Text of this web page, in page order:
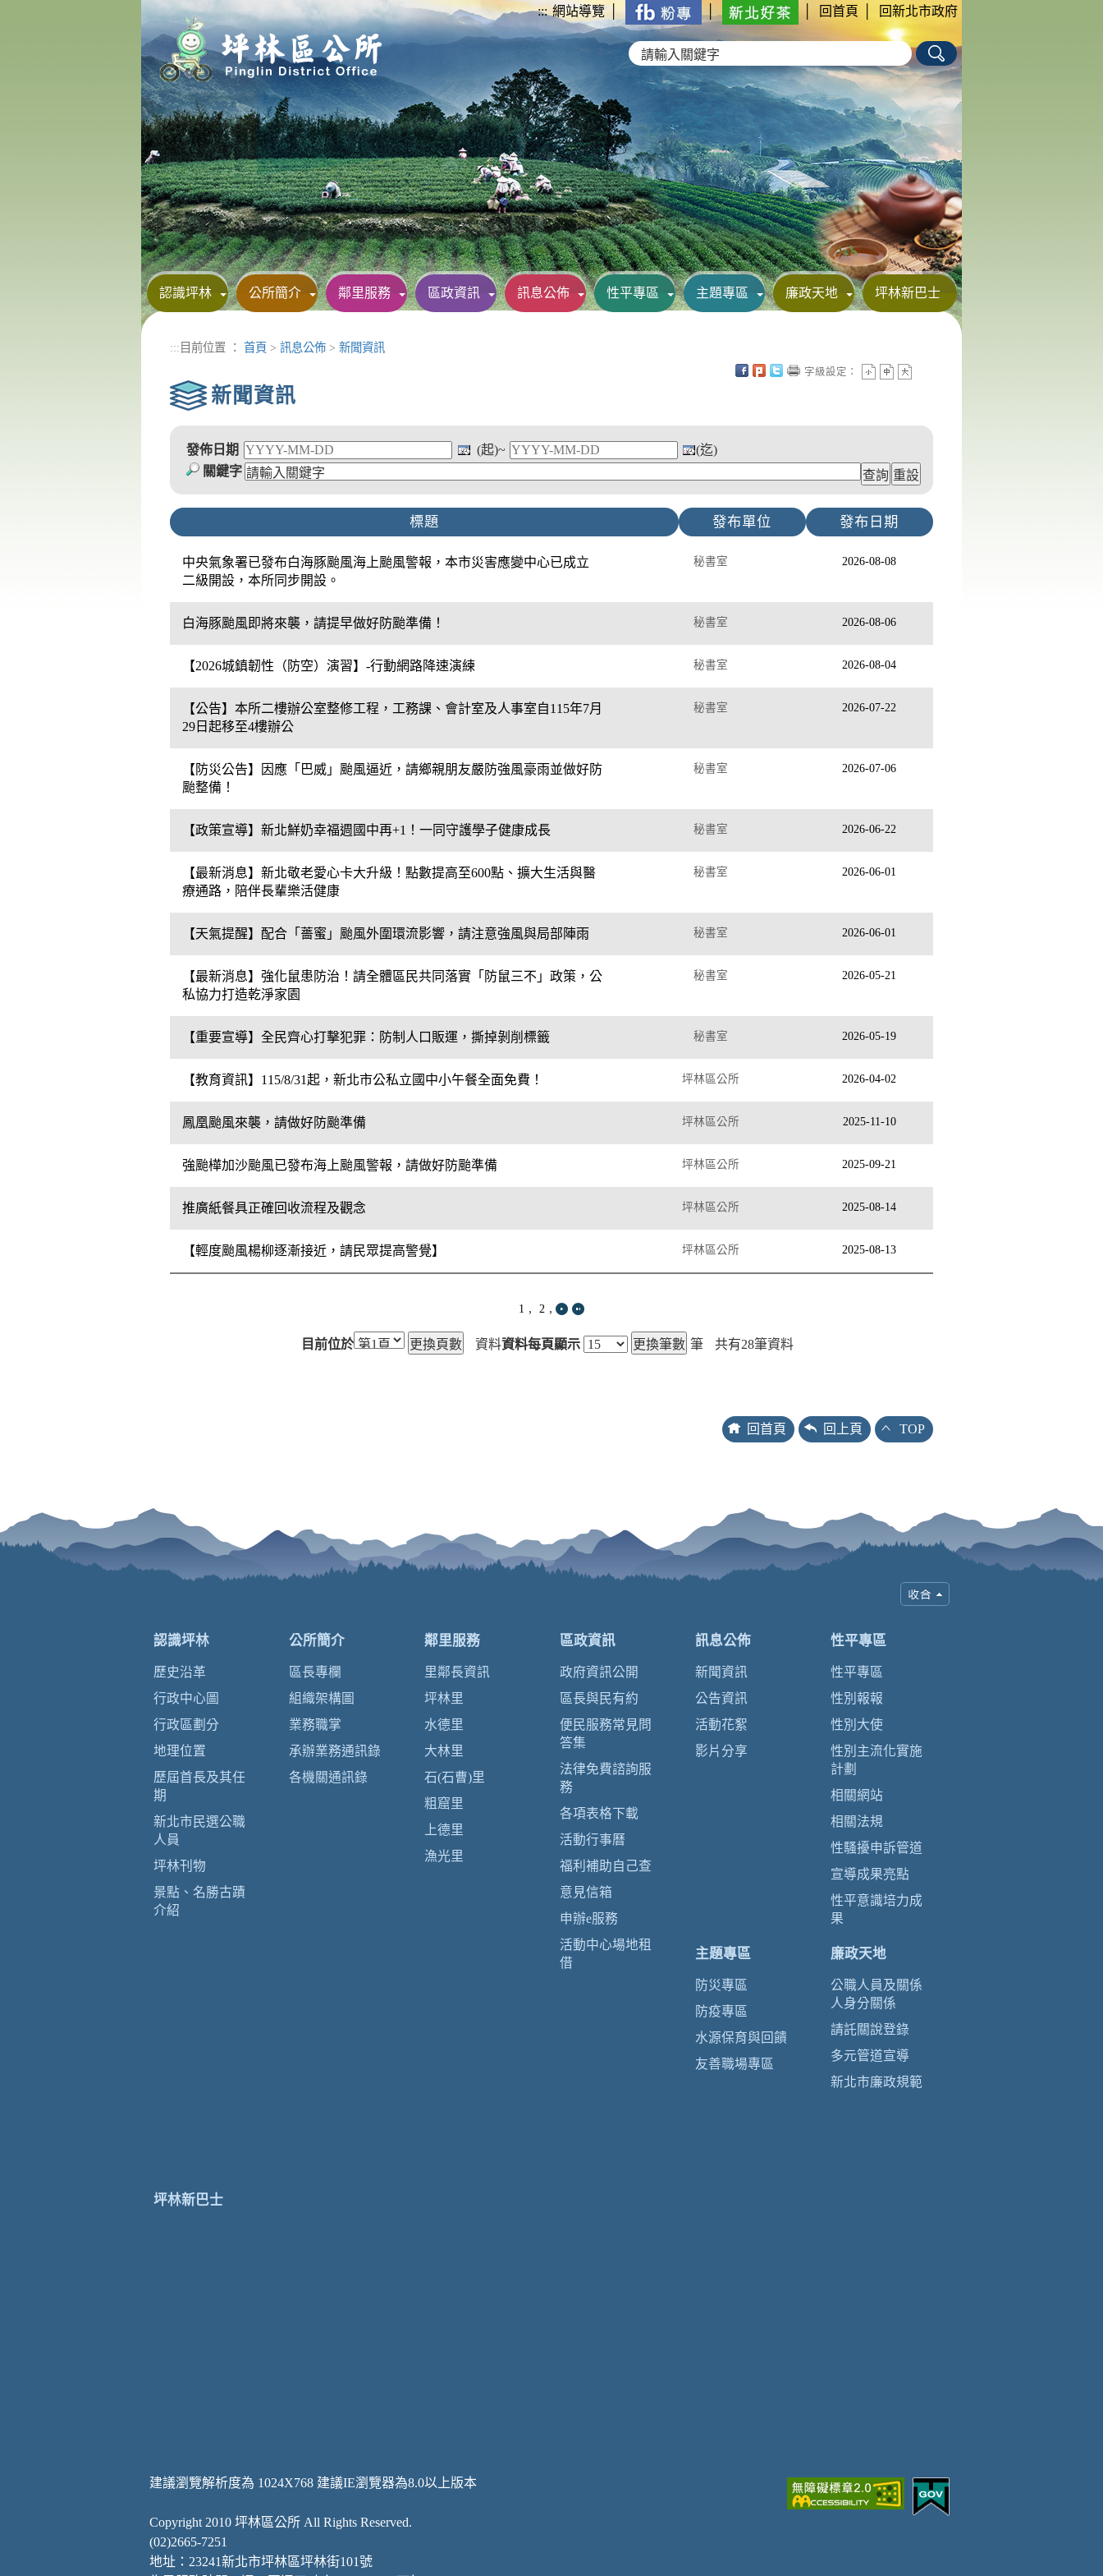
::: 網站導覽 │ │ 回首頁 回新北市政府
認識坪林 公所簡介 鄰里服務 區政資訊 訊息公佈 性平專區 主題專區 廉政天地 坪林新巴士
::: 目前位置 ： 首頁 > 訊息公佈 > 新聞資訊
新聞資訊
字級設定：
發佈日期 (起)~
(迄)
關鍵字
標題 發布單位 發布日期
中央氣象署已發布白海豚颱風海上颱風警報，本市災害應變中心已成立
二級開設，本所同步開設。
秘書室 2026-08-08
白海豚颱風即將來襲，請提早做好防颱準備！ 秘書室 2026-08-06
【2026城鎮韌性（防空）演習】-行動網路降速演練 秘書室 2026-08-04
【公告】本所二樓辦公室整修工程，工務課、會計室及人事室自115年7月
29日起移至4樓辦公
秘書室 2026-07-22
【防災公告】因應「巴威」颱風逼近，請鄉親朋友嚴防強風豪雨並做好防
颱整備！
秘書室 2026-07-06
【政策宣導】新北鮮奶幸福週國中再+1！一同守護學子健康成長 秘書室 2026-06-22
【最新消息】新北敬老愛心卡大升級！點數提高至600點、擴大生活與醫
療通路，陪伴長輩樂活健康
秘書室 2026-06-01
【天氣提醒】配合「薔蜜」颱風外圍環流影響，請注意強風與局部陣雨 秘書室 2026-06-01
【最新消息】強化鼠患防治！請全體區民共同落實「防鼠三不」政策，公
私協力打造乾淨家園
秘書室 2026-05-21
【重要宣導】全民齊心打擊犯罪：防制人口販運，撕掉剝削標籤 秘書室 2026-05-19
【教育資訊】115/8/31起，新北市公私立國中小午餐全面免費！ 坪林區公所 2026-04-02
鳳凰颱風來襲，請做好防颱準備 坪林區公所 2025-11-10
強颱樺加沙颱風已發布海上颱風警報，請做好防颱準備 坪林區公所 2025-09-21
推廣紙餐具正確回收流程及觀念 坪林區公所 2025-08-14
【輕度颱風楊柳逐漸接近，請民眾提高警覺】 坪林區公所 2025-08-13
1 , 2 ,
目前位於 資料資料每頁顯示 筆 共有28筆資料
回首頁 回上頁 TOP
認識坪林
歷史沿革
行政中心圖
行政區劃分
地理位置
歷屆首長及其任
期
新北市民選公職
人員
坪林刊物
景點、名勝古蹟
介紹
公所簡介
區長專欄
組織架構圖
業務職掌
承辦業務通訊錄
各機關通訊錄
鄰里服務
里鄰長資訊
坪林里
水德里
大林里
石(石曹)里
粗窟里
上德里
漁光里
區政資訊
政府資訊公開
區長與民有約
便民服務常見問
答集
法律免費諮詢服
務
各項表格下載
活動行事曆
福利補助自己查
意見信箱
申辦e服務
活動中心場地租
借
訊息公佈
新聞資訊
公告資訊
活動花絮
影片分享
性平專區
性平專區
性別報報
性別大使
性別主流化實施
計劃
相關網站
相關法規
性騷擾申訴管道
宣導成果亮點
性平意識培力成
果
主題專區
防災專區
防疫專區
水源保育與回饋
友善職場專區
廉政天地
公職人員及關係
人身分關係
請託關說登錄
多元管道宣導
新北市廉政規範
坪林新巴士
建議瀏覽解析度為 1024X768 建議IE瀏覽器為8.0以上版本
Copyright 2010 坪林區公所 All Rights Reserved.
(02)2665-7251
地址：23241新北市坪林區坪林街101號